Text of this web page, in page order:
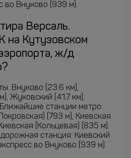
во Внуково (939 м).
Версаль.
на Кутузовском
ж/д
Внуково (23.6 км),
Жуковский (41.7 км),
станции метро:
(793 м), Киевская
(Кольцевая) (835 м).
станция: Киевский
во Внуково (939 м).